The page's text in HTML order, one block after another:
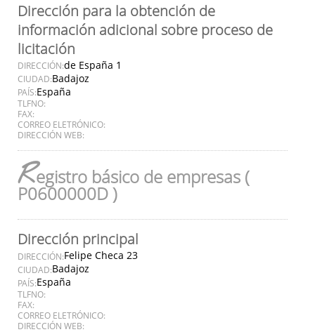
Dirección para la obtención de
información adicional sobre proceso de
licitación
DIRECCIÓN:de España 1
CIUDAD:Badajoz
PAÍS:España
TLFNO:
FAX:
CORREO ELETRÓNICO:
DIRECCIÓN WEB:
Registro básico de empresas (
P0600000D )
Dirección principal
DIRECCIÓN:Felipe Checa 23
CIUDAD:Badajoz
PAÍS:España
TLFNO:
FAX:
CORREO ELETRÓNICO:
DIRECCIÓN WEB: